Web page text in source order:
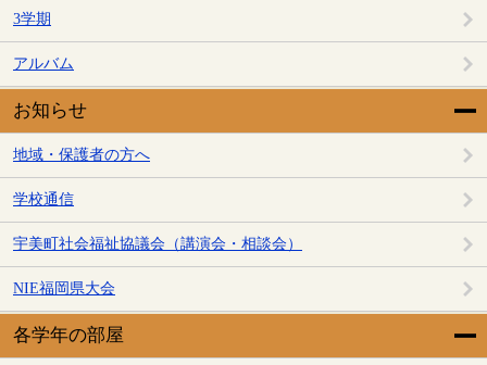
3学期
アルバム
お知らせ
地域・保護者の方へ
学校通信
宇美町社会福祉協議会（講演会・相談会）
NIE福岡県大会
各学年の部屋